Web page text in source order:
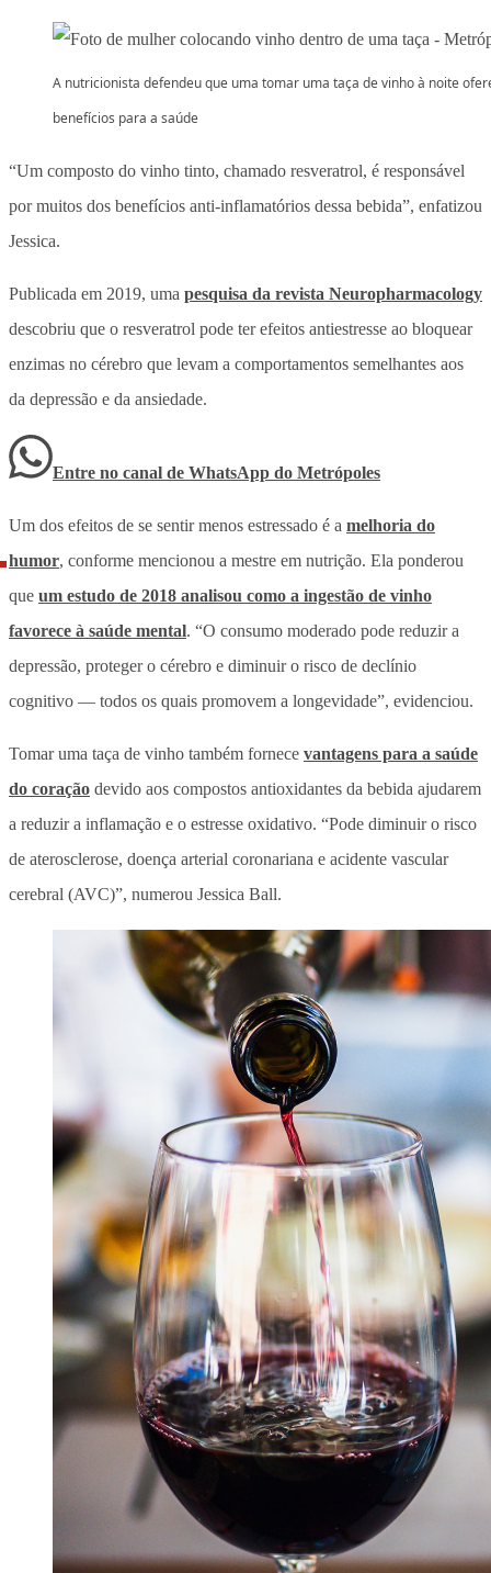
A nutricionista defendeu que uma tomar uma taça de vinho à noite
benefícios para a saúde
“Um composto do vinho tinto, chamado resveratrol, é responsável
por muitos dos benefícios anti-inflamatórios dessa bebida”, enfatizou
Jessica.
Publicada em 2019, uma pesquisa da revista Neuropharmacology
descobriu que o resveratrol pode ter efeitos antiestresse ao bloquear
enzimas no cérebro que levam a comportamentos semelhantes aos
da depressão e da ansiedade.
Entre no canal de WhatsApp do Metrópoles
Um dos efeitos de se sentir menos estressado é a melhoria do
humor, conforme mencionou a mestre em nutrição. Ela ponderou
que um estudo de 2018 analisou como a ingestão de vinho
favorece à saúde mental. “O consumo moderado pode reduzir a
depressão, proteger o cérebro e diminuir o risco de declínio
cognitivo — todos os quais promovem a longevidade”, evidenciou.
Tomar uma taça de vinho também fornece vantagens para a saúde
do coração devido aos compostos antioxidantes da bebida ajudarem
a reduzir a inflamação e o estresse oxidativo. “Pode diminuir o risco
de aterosclerose, doença arterial coronariana e acidente vascular
cerebral (AVC)”, numerou Jessica Ball.